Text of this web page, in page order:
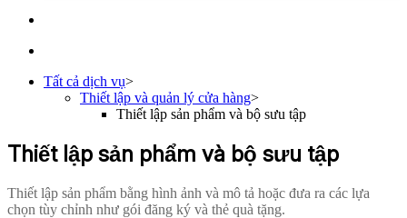
Tất cả dịch vụ>
Thiết lập và quản lý cửa hàng>
Thiết lập sản phẩm và bộ sưu tập
Thiết lập sản phẩm và bộ sưu tập
Thiết lập sản phẩm bằng hình ảnh và mô tả hoặc đưa ra các lựa
chọn tùy chỉnh như gói đăng ký và thẻ quà tặng.